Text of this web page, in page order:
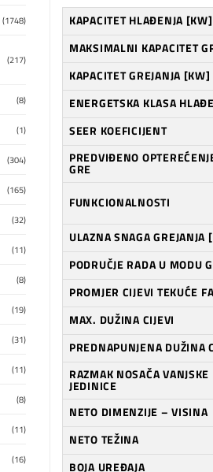
(1748)
(217)
(8)
(1)
(304)
(165)
(32)
(11)
(8)
(19)
(31)
(11)
(8)
(11)
(16)
KAPACITET HLAĐENJA [KW]
MAKSIMALNI KAPACITET
KAPACITET GREJANJA [KW]
ENERGETSKA KLASA
SEER KOEFICIJENT
PREDVIĐENO
GRE
FUNKCIONALNOSTI
ULAZNA SNAGA GREJANJA
PODRUČJE RADA U MODU
PROMJER CIJEVI TEKUĆE
MAX. DUŽINA CIJEVI
PREDNAPUNJENA DUŽINA
RAZMAK NOSAČA VANJSKE
JEDINICE
NETO DIMENZIJE – VISINA
NETO TEŽINA
BOJA UREĐAJA